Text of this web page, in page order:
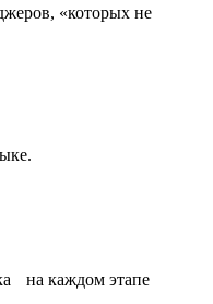
«которых не
на каждом этапе